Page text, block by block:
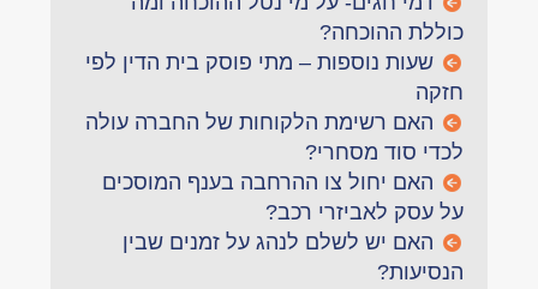
כוללת ההוכחה?
שעות נוספות – מתי פוסק בית הדין לפי
חזקה
האם רשימת הלקוחות של החברה עולה
לכדי סוד מסחרי?
האם יחול צו ההרחבה בענף המוסכים
על עסק לאביזרי רכב?
האם יש לשלם לנהג על זמנים שבין
הנסיעות?